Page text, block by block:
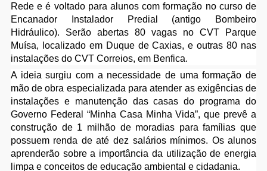
Rede e é voltado para alunos com formação no curso de
Encanador Instalador Predial (antigo Bombeiro
Hidráulico). Serão abertas 80 vagas no CVT Parque
Muísa, localizado em Duque de Caxias, e outras 80 nas
instalações do CVT Correios, em Benfica.
A ideia surgiu com a necessidade de uma formação de
mão de obra especializada para atender as exigências de
instalações e manutenção das casas do programa do
Governo Federal “Minha Casa Minha Vida”, que prevê a
construção de 1 milhão de moradias para famílias que
possuem renda de até dez salários mínimos. Os alunos
aprenderão sobre a importância da utilização de energia
limpa e conceitos de educação ambiental e cidadania.